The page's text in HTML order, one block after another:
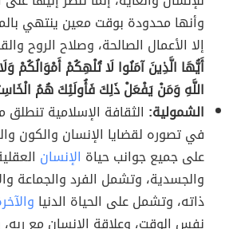
وأنها محدودة بوقت معين ينتهي
إلا الأعمال الصالحة، وصلاح الروح
أَيُّهَا الَّذِينَ آمَنُوا لَا تُلْهِكُمْ أَمْوَالُكُمْ
اللَّهِ وَمَنْ يَفْعَلْ ذَلِكَ فَأُولَئِكَ هُمُ
الشمولية: الثقافة الإسلامية
في تصوره لقضايا الإنسان والكون
على جميع جوانب حياة الإنسان
والجسدية، وتشمل الفرد والجماعة
ذاته، وتشمل على الحياة الدنيا
نفس الوقت، وعلاقة الإنسان مع ربه،